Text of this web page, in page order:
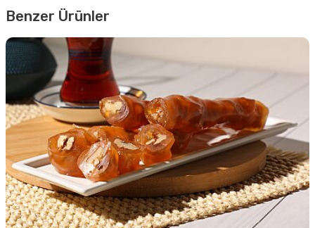
Benzer Ürünler